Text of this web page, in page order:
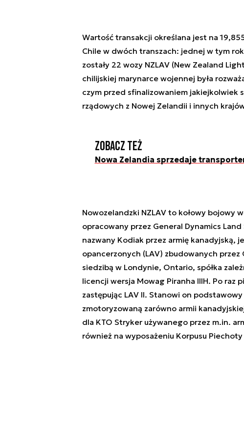
Wartość transakcji określana jest na
Chile w dwóch transzach: jednej w tym
zostały 22 wozy NZLAV (New Zealand
chilijskiej marynarce wojennej była
czym przed sfinalizowaniem jakiejkolwiek
rządowych z Nowej Zelandii i innych
Zobacz też
Nowa Zelandia sprzedaje
Nowozelandzki NZLAV to kołowy bojowy
opracowany przez General Dynamics
nazwany Kodiak przez armię kanadyjską,
opancerzonych (LAV) zbudowanych przez
siedzibą w Londynie, Ontario, spółka
licencji wersja Mowag Piranha IIIH. Po raz
zastępując LAV II. Stanowi on
zmotoryzowaną zarówno armii
dla KTO Stryker używanego przez m.in.
również na wyposażeniu Korpusu